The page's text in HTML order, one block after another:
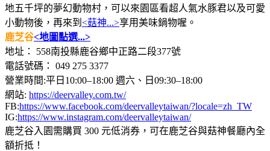
地五千坪的夢幻動物村，可以來園區看超人氣水豚君以及可愛
小動物後，再來到 <菇神...>享用美味鍋物喔。
鹿芝谷<地圖點選...>
地址： 558南投縣鹿谷鄉中正路二段377號
電話號碼： 049 275 3377
營業時間:平日10:00–18:00 週六、日09:30–18:00
網站: https://deervalley.com.tw/
FB:https://www.facebook.com/deervalleytaiwan/?locale=zh_TW
IG:https://www.instagram.com/deervalleytaiwan/
鹿芝谷入園需購買 300 元低消券，可在鹿芝谷與菇神餐廳內全
額折抵！